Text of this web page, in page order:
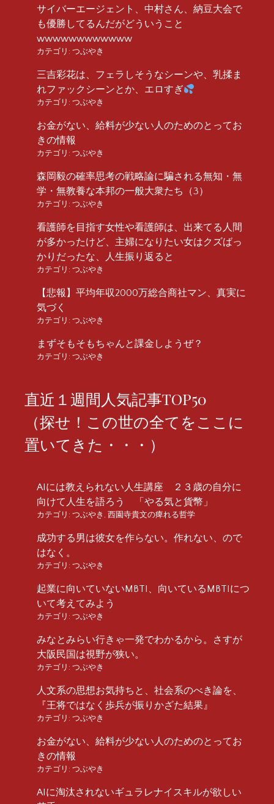
サイバーエージェント、中村さん、納豆大会で
も優勝してるんだがどういうこと
wwwwwwwwwwww
カテゴリ: つぶやき
三吉彩花は、フェラしそうなシーンや、乳揉ま
れファックシーンとか、エロすぎ
カテゴリ: つぶやき
お金がない、給料が少ない人のためのとってお
きの情報
カテゴリ: つぶやき
森岡毅の確率思考の戦略論に騙される無知・無
学・無教養な本邦の一般大衆たち（3）
カテゴリ: つぶやき
看護師を目指す女性や看護師は、出来てる人間
が多かったけど、主婦になりたい女はクズばっ
かりだったな、人生振り返ると
カテゴリ: つぶやき
【悲報】平均年収2000万総合商社マン、真実に
気づく
カテゴリ: つぶやき
まずそもそもちゃんと課金しようぜ？
カテゴリ: つぶやき
直近１週間人気記事TOP50
（探せ！この世の全てをここに
置いてきた・・・）
AIには教えられない人生講座 ２３歳の自分に
向けて人生を語ろう 「やる気と貨幣」
カテゴリ: つぶやき , 西園寺貴文の痺れる哲学
成功する男は彼女を作らない。作れない、ので
はなく。
カテゴリ: つぶやき
起業に向いていないMBTI、向いているMBTIにつ
いて考えてみよう
カテゴリ: つぶやき
みなとみらい行きゃ一発でわかるから。さすが
大阪民国は視野が狭い。
カテゴリ: つぶやき
人文系の思想お気持ちと、社会系のべき論を、
『王将ではなく歩兵が振りかざた結果』
カテゴリ: つぶやき
お金がない、給料が少ない人のためのとってお
きの情報
カテゴリ: つぶやき
AIに淘汰されないギュラレナイスキルが欲しい